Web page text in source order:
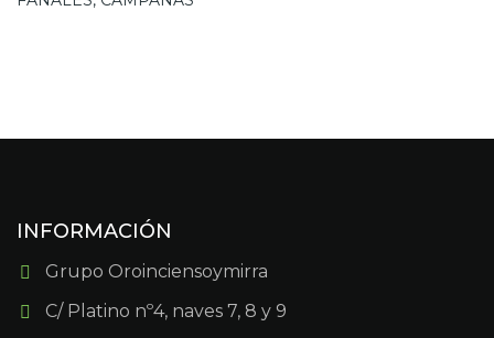
INFORMACIÓN
Grupo Oroinciensoymirra
C/ Platino nº4, naves 7, 8 y 9